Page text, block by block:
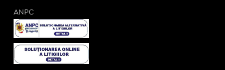
ANPC